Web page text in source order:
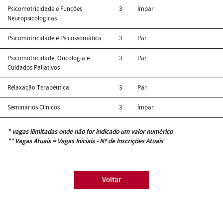
Psicomotricidade e Funções
Neuropsicológicas
3 Ímpar
Psicomotricidade e Psicossomática 3 Par
Psicomotricidade, Oncologia e
Cuidados Paliativos
3 Par
Relaxação Terapêutica 3 Par
Seminários Clínicos 3 Ímpar
* vagas ilimitadas onde não for indicado um valor numérico
** Vagas Atuais = Vagas Iniciais - Nº de Inscrições Atuais
Voltar